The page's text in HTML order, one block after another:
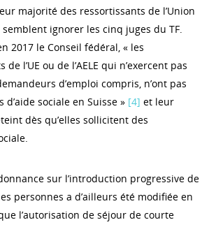
majorité des ressortissants de l’Union
ignorer les cinq juges du TF.
2017 le Conseil fédéral, « les
de l’UE ou de l’AELE qui n’exercent pas
d’emploi compris, n’ont pas
sociale en Suisse » [4] et leur
dès qu’elles sollicitent des
sur l’introduction progressive de
personnes a d’ailleurs été modifiée en
l’autorisation de séjour de courte